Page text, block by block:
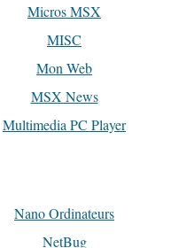
Micros MSX
MISC
Mon Web
MSX News
Multimedia PC Player
Nano Ordinateurs
NetBug